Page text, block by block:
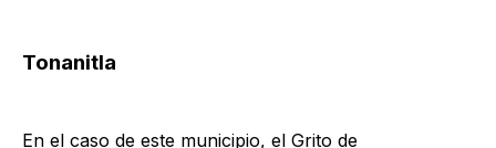
Tonanitla
En el caso de este municipio, el Grito de